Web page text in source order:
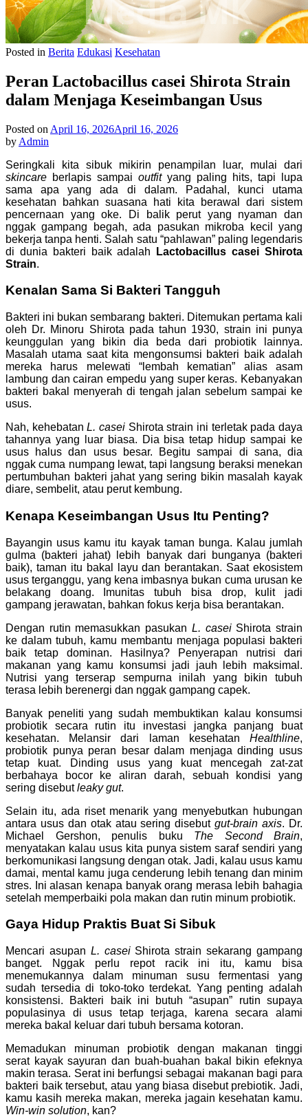
Posted in Berita Edukasi Kesehatan
Peran Lactobacillus casei Shirota Strain
dalam Menjaga Keseimbangan Usus
Posted on April 16, 2026April 16, 2026
by Admin
Seringkali kita sibuk mikirin penampilan luar, mulai dari
skincare berlapis sampai outfityang paling hits, tapi lupa
sama apa yang ada di dalam. Padahal, kunci utama
kesehatan bahkan suasana hati kita berawal dari sistem
pencernaan yang oke. Di balik perut yang nyaman dan
nggak gampang begah, ada pasukan mikroba kecil yang
bekerja tanpa henti. Salah satu “pahlawan” paling legendaris
di dunia bakteri baik adalah
Lactobacillus casei Shirota
Strain.
Kenalan Sama Si Bakteri Tangguh
Bakteri ini bukan sembarang bakteri. Ditemukan pertama kali
oleh Dr. Minoru Shirota pada tahun 1930, strain ini punya
keunggulan yang bikin dia beda dari probiotik lainnya.
Masalah utama saat kita mengonsumsi bakteri baik adalah
mereka harus melewati “lembah kematian” alias asam
lambung dan cairan empedu yang super keras. Kebanyakan
bakteri bakal menyerah di tengah jalan sebelum sampai ke
usus.
Nah, kehebatanL. casei Shirota strain ini terletak pada daya
tahannya yang luar biasa. Dia bisa tetap hidup sampai ke
usus halus dan usus besar. Begitu sampai di sana, dia
nggak cuma numpang lewat, tapi langsung beraksi menekan
pertumbuhan bakteri jahat yang sering bikin masalah kayak
diare, sembelit, atau perut kembung.
Kenapa Keseimbangan Usus Itu Penting?
Bayangin usus kamu itu kayak taman bunga. Kalau jumlah
gulma (bakteri jahat) lebih banyak dari bunganya (bakteri
baik), taman itu bakal layu dan berantakan. Saat ekosistem
usus terganggu, yang kena imbasnya bukan cuma urusan ke
belakang doang. Imunitas tubuh bisa drop, kulit jadi
gampang jerawatan, bahkan fokus kerja bisa berantakan.
Dengan rutin memasukkan pasukan L. caseiShirota strain
ke dalam tubuh, kamu membantu menjaga populasi bakteri
baik tetap dominan. Hasilnya? Penyerapan nutrisi dari
makanan yang kamu konsumsi jadi jauh lebih maksimal.
Nutrisi yang terserap sempurna inilah yang bikin tubuh
terasa lebih berenergi dan nggak gampang capek.
Banyak peneliti yang sudah membuktikan kalau konsumsi
probiotik secara rutin itu investasi jangka panjang buat
kesehatan. Melansir dari laman kesehatan Healthline,
probiotik punya peran besar dalam menjaga dinding usus
tetap kuat. Dinding usus yang kuat mencegah zat-zat
berbahaya bocor ke aliran darah, sebuah kondisi yang
sering disebutleaky gut.
Selain itu, ada riset menarik yang menyebutkan hubungan
antara usus dan otak atau sering disebutgut-brain axis. Dr.
Michael Gershon, penulis buku The Second Brain,
menyatakan kalau usus kita punya sistem saraf sendiri yang
berkomunikasi langsung dengan otak. Jadi, kalau usus kamu
damai, mental kamu juga cenderung lebih tenang dan minim
stres. Ini alasan kenapa banyak orang merasa lebih bahagia
setelah memperbaiki pola makan dan rutin minum probiotik.
Gaya Hidup Praktis Buat Si Sibuk
Mencari asupan L. caseiShirota strain sekarang gampang
banget. Nggak perlu repot racik ini itu, kamu bisa
menemukannya dalam minuman susu fermentasi yang
sudah tersedia di toko-toko terdekat. Yang penting adalah
konsistensi. Bakteri baik ini butuh “asupan” rutin supaya
populasinya di usus tetap terjaga, karena secara alami
mereka bakal keluar dari tubuh bersama kotoran.
Memadukan minuman probiotik dengan makanan tinggi
serat kayak sayuran dan buah-buahan bakal bikin efeknya
makin terasa. Serat ini berfungsi sebagai makanan bagi para
bakteri baik tersebut, atau yang biasa disebut prebiotik. Jadi,
kamu kasih mereka makan, mereka jagain kesehatan kamu.
Win-win solution, kan?